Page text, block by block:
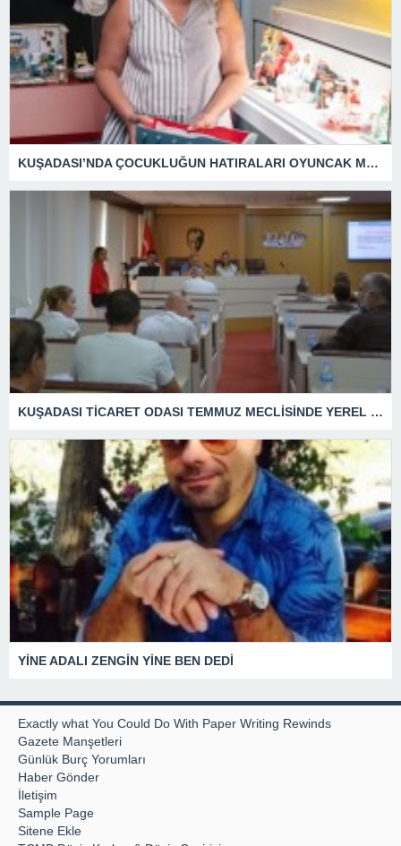
KUŞADASI’NDA ÇOCUKLUĞUN HATIRALARI OYUNCAK MÜZESİNDE HAYAT BULACAK
KUŞADASI TİCARET ODASI TEMMUZ MECLİSİNDE YEREL İŞLETMELERE ANLAMLI DESTEK
YİNE ADALI ZENGİN YİNE BEN DEDİ
Exactly what You Could Do With Paper Writing Rewinds
Gazete Manşetleri
Günlük Burç Yorumları
Haber Gönder
İletişim
Sample Page
Sitene Ekle